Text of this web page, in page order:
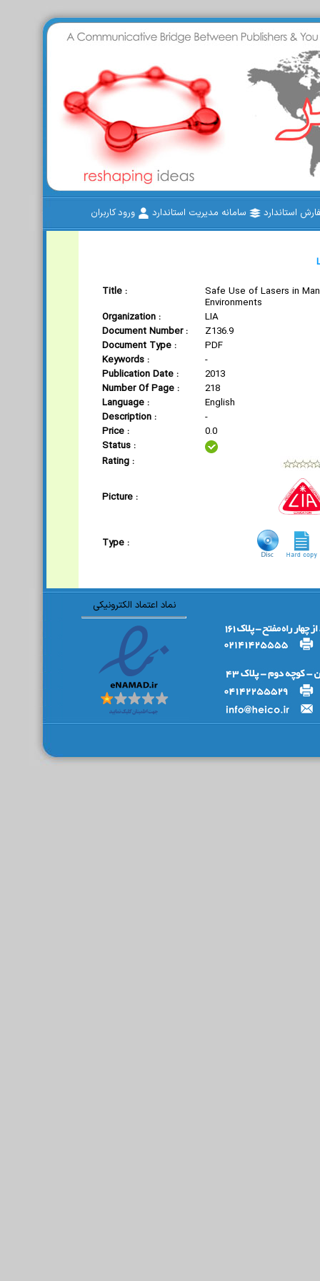
استاندارد سامانه مدیریت استاندارد ورود کاربران
Title :
Safe Use of Lasers in
Environments
Organization :
LIA
Document Number :
Z136.9
Document Type :
PDF
Keywords :
-
Publication Date :
2013
Number Of Page :
218
Language :
English
Description :
-
Price :
0.0
Status :
Rating :
Picture :
Type :
نماد اعتماد الکترونیکی